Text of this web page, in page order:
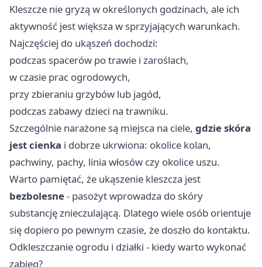
Kleszcze nie gryzą w określonych godzinach, ale ich
aktywność jest większa w sprzyjających warunkach.
Najczęściej do ukąszeń dochodzi:
podczas spacerów po trawie i zaroślach,
w czasie prac ogrodowych,
przy zbieraniu grzybów lub jagód,
podczas zabawy dzieci na trawniku.
Szczególnie narażone są miejsca na ciele, gdzie skóra
jest cienka i dobrze ukrwiona: okolice kolan,
pachwiny, pachy, linia włosów czy okolice uszu.
Warto pamiętać, że ukąszenie kleszcza jest
bezbolesne- pasożyt wprowadza do skóry
substancję znieczulającą. Dlatego wiele osób orientuje
się dopiero po pewnym czasie, że doszło do kontaktu.
Odkleszczanie ogrodu i działki - kiedy warto wykonać
zabieg?